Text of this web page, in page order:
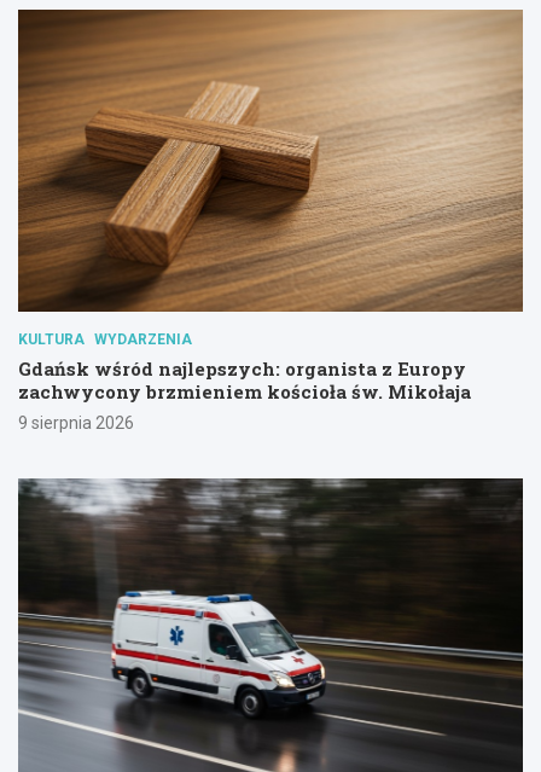
KULTURA WYDARZENIA
Gdańsk wśród najlepszych: organista z Europy
zachwycony brzmieniem kościoła św. Mikołaja
9 sierpnia 2026